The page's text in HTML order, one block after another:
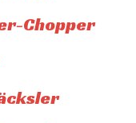
Chopper